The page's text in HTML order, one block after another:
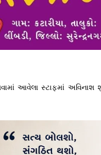
આવેલા સ્ટાફમાં અવિનાશ